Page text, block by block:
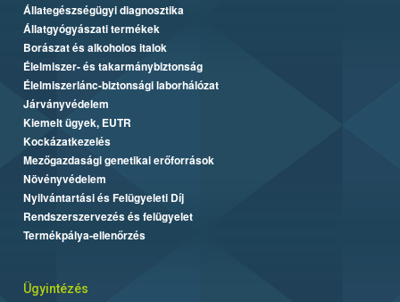
Állategészségügyi diagnosztika
Állatgyógyászati termékek
Borászat és alkoholos italok
Élelmiszer- és takarmánybiztonság
Élelmiszerlánc-biztonsági laborhálózat
Járványvédelem
Kiemelt ügyek, EUTR
Kockázatkezelés
Mezőgazdasági genetikai erőforrások
Növényvédelem
Nyilvántartási és Felügyeleti Díj
Rendszerszervezés és felügyelet
Termékpálya-ellenőrzés
Ügyintézés